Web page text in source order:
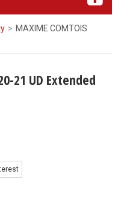
> MAXIME COMTOIS
21 UD Extended